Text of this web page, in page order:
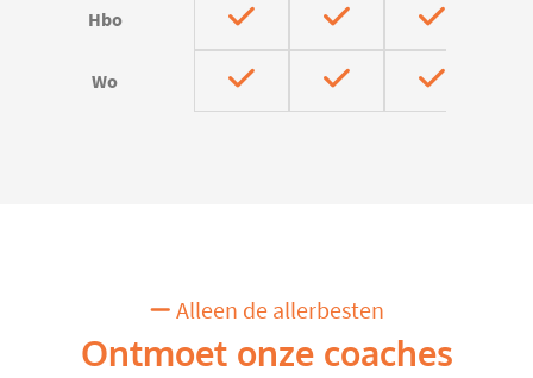
Hbo
Wo
Alleen de allerbesten
Ontmoet onze coaches